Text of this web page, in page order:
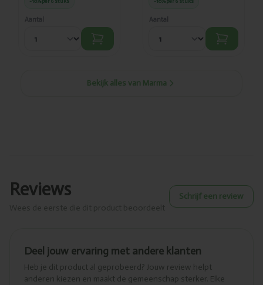
Aantal Aantal
Bekijk alles van Marma
Reviews Schrijf een review
Deel jouw ervaring met andere klanten
Heb je dit product al geprobeerd? Jouw review helpt
anderen kiezen en maakt de gemeenschap sterker. Elke